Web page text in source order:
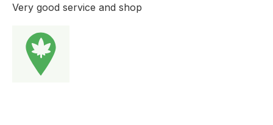
Very good service and shop